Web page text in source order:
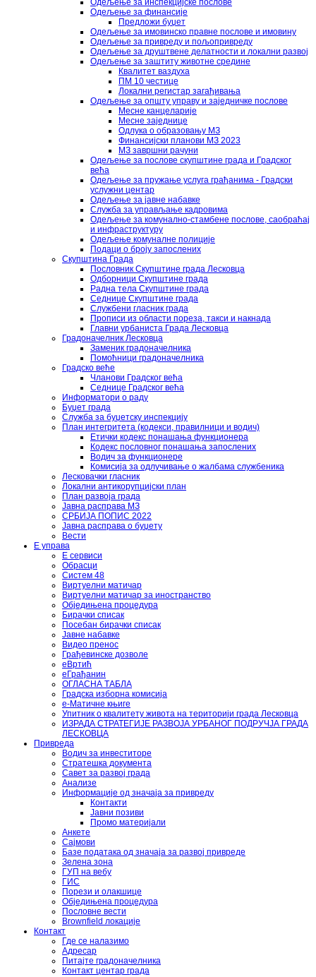
Одељење за инспекцијске послове
Одељење за финансије
Предложи буџет
Одељење за имовинско правне послове и имовину
Одељење за привреду и пољопривреду
Одељење за друштвене делатности и локални развој
Одељење за заштиту животне средине
Квалитет ваздуха
ПМ 10 честице
Локални регистар загађивања
Одељење за општу управу и заједничке послове
Месне канцеларије
Месне заједнице
Одлука о образовању МЗ
Финансијски планови МЗ 2023
МЗ завршни рачуни
Одељење за послове скупштине града и Градског
већа
Одељење за пружање услуга грађанима - Градски
услужни центар
Одељење за јавне набавке
Служба за управљање кадровима
Одељење за комунално-стамбене послове, саобраћај
и инфраструктуру
Одељење комуналне полиције
Подаци о броју запослених
Скупштина Града
Пословник Скупштине града Лесковца
Одборници Скупштине града
Радна тела Скупштине града
Седнице Скупштине града
Службени гласник града
Прописи из области пореза, такси и накнада
Главни урбаниста Града Лесковца
Градоначелник Лесковца
Заменик градоначелника
Помоћници градоначелника
Градско веће
Чланови Градског већа
Седнице Градског већа
Информатори о раду
Буџет града
Служба за буџетску инспекцију
План интегритета (кодекси, правилници и водич)
Етички кодекс понашања функционера
Кодекс пословног понашања запослених
Водич за функционере
Комисија за одлучивање о жалбама службеника
Лесковачки гласник
Локални антикорупцијски план
План развоја града
Јавна расправа МЗ
СРБИЈА ПОПИС 2022
Јавна расправа о буџету
Вести
Е управа
Е сервиси
Обрасци
Систем 48
Виртуелни матичар
Виртуелни матичар за иностранство
Обједињена процедура
Бирачки списак
Посебан бирачки списак
Јавне набавке
Видео пренос
Грађевинске дозволе
еВртић
еГрађанин
ОГЛАСНА ТАБЛА
Градска изборна комисија
е-Матичне књиге
Упитник о квалитету живота на територији града Лесковца
ИЗРАДА СТРАТЕГИЈЕ РАЗВОЈА УРБАНОГ ПОДРУЧЈА ГРАДА
ЛЕСКОВЦА
Привреда
Водич за инвеститоре
Стратешка документа
Савет за развој града
Анализе
Информације од значаја за привреду
Контакти
Јавни позиви
Промо материјали
Анкете
Сајмови
Базе података од значаја за развој привреде
Зелена зона
ГУП на вебу
ГИС
Порези и олакшице
Обједињена процедура
Пословне вести
Brownfield локације
Контакт
Где се налазимо
Адресар
Питајте градоначелника
Контакт центар града